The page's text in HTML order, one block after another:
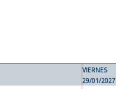
VIERNES
29/01/2027